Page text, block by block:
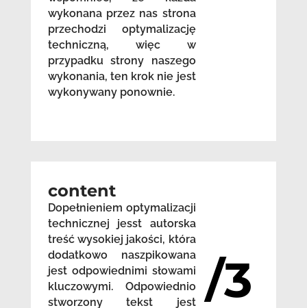
wykonana przez nas strona
przechodzi optymalizację
techniczną, więc w
przypadku strony naszego
wykonania, ten krok nie jest
wykonywany ponownie.
content
Dopełnieniem optymalizacji
technicznej jesst autorska
treść wysokiej jakości, która
dodatkowo naszpikowana
jest odpowiednimi słowami
kluczowymi. Odpowiednio
stworzony tekst jest
/3